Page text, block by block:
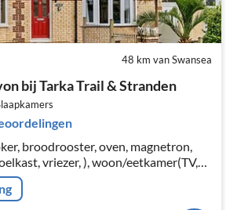
48 km van Swansea
bij Tarka Trail & Stranden
broodrooster, oven, magnetron,
vriezer, ), woon/eetkamer(TV,
slaapkamer(2-